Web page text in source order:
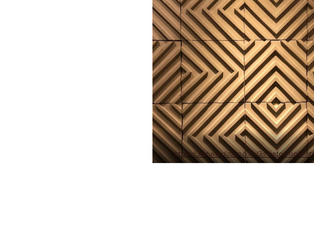
https://3dduvardizayn.com/3d-beton-labirent/